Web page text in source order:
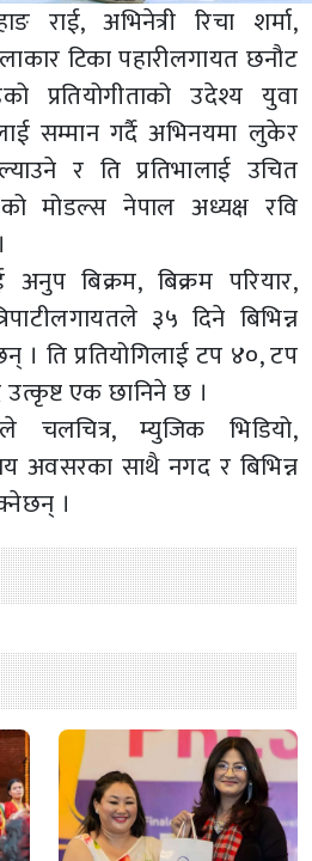
राई, अभिनेत्री रिचा शर्मा,
टिका पहारीलगायत छनौट
प्रतियोगीताको उदेश्य युवा
सम्मान गर्दै अभिनयमा लुकेर
र ति प्रतिभालाई उचित
मोडल्स नेपाल अध्यक्ष रवि
अनुप बिक्रम, बिक्रम परियार,
३५ दिने बिभिन्न
। ति प्रतियोगिलाई टप ४०, टप
एक छानिने छ ।
चलचित्र, म्युजिक भिडियो,
अवसरका साथै नगद र बिभिन्न
।